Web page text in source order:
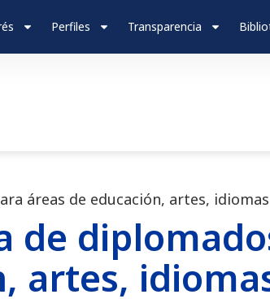
Perfiles Transparencia
áreas de educación, artes,
de
artes,